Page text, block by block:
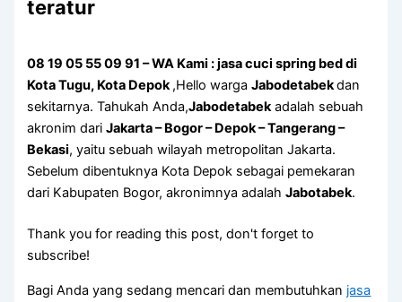
teratur
08 19 05 55 09 91 – WA Kami : jasa cuci spring bed di
Kota Tugu, Kota Depok,Hello wargaJabodetabekdan
sekitarnya. Tahukah Anda,Jabodetabekadalah sebuah
akronim dariJakarta – Bogor – Depok – Tangerang –
Bekasi, yaitu sebuah wilayah metropolitan Jakarta.
Sebelum dibentuknya Kota Depok sebagai pemekaran
dari Kabupaten Bogor, akronimnya adalahJabotabek.
Thank you for reading this post, don't forget to
subscribe!
Bagi Anda yang sedang mencari dan membutuhkan jasa